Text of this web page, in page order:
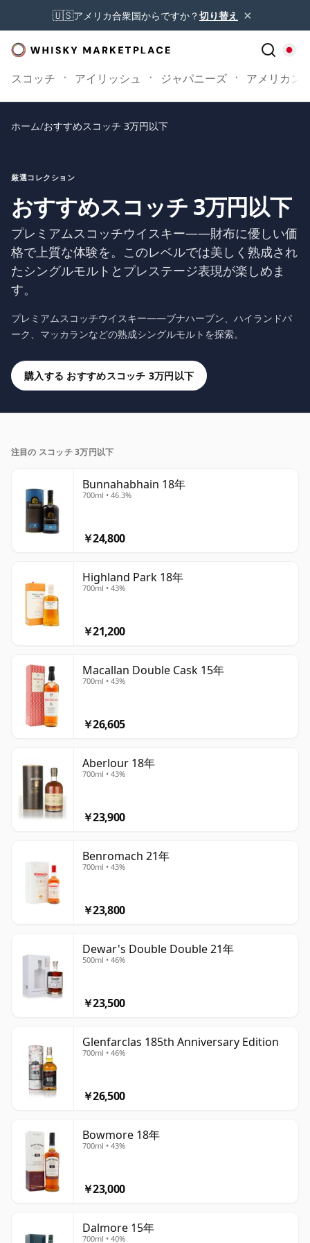
🇺🇸アメリカ合衆国からですか？切り替え ×
スコッチ アイリッシュ ジャパニーズ アメリカン
ホーム/おすすめスコッチ 3万円以下
厳選コレクション
おすすめスコッチ 3万円以下
プレミアムスコッチウイスキー——財布に優しい価
格で上質な体験を。このレベルでは美しく熟成され
たシングルモルトとプレステージ表現が楽しめま
す。
プレミアムスコッチウイスキー——ブナハーブン、ハイランドパ
ーク、マッカランなどの熟成シングルモルトを探索。
購入する おすすめスコッチ 3万円以下
注目の スコッチ 3万円以下
Bunnahabhain 18年
700ml • 46.3%
￥24,800
Highland Park 18年
700ml • 43%
￥21,200
Macallan Double Cask 15年
700ml • 43%
￥26,605
Aberlour 18年
700ml • 43%
￥23,900
Benromach 21年
700ml • 43%
￥23,800
Dewar's Double Double 21年
500ml • 46%
￥23,500
Glenfarclas 185th Anniversary Edition
700ml • 46%
￥26,500
Bowmore 18年
700ml • 43%
￥23,000
Dalmore 15年
700ml • 40%